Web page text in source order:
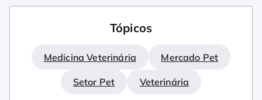
Tópicos
Medicina Veterinária Mercado Pet
Setor Pet Veterinária